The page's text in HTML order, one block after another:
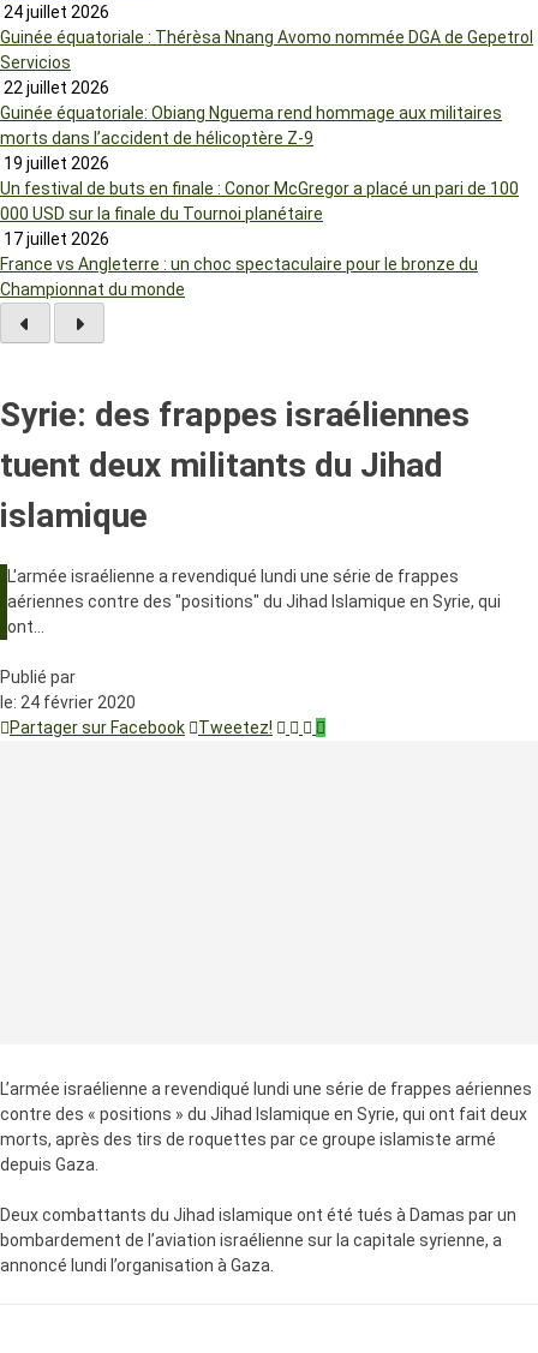
24 juillet 2026
Guinée équatoriale : Thérèsa Nnang Avomo nommée DGA de Gepetrol
Servicios
22 juillet 2026
Guinée équatoriale: Obiang Nguema rend hommage aux militaires
morts dans l’accident de hélicoptère Z-9
19 juillet 2026
Un festival de buts en finale : Conor McGregor a placé un pari de 100
000 USD sur la finale du Tournoi planétaire
17 juillet 2026
France vs Angleterre : un choc spectaculaire pour le bronze du
Championnat du monde
Syrie: des frappes israéliennes
tuent deux militants du Jihad
islamique
L'armée israélienne a revendiqué lundi une série de frappes
aériennes contre des "positions" du Jihad Islamique en Syrie, qui
ont…
Publié par
le: 24 février 2020
Partager sur Facebook
Tweetez!
L’armée israélienne a revendiqué lundi une série de frappes aériennes
contre des « positions » du Jihad Islamique en Syrie, qui ont fait deux
morts, après des tirs de roquettes par ce groupe islamiste armé
depuis Gaza.
Deux combattants du Jihad islamique ont été tués à Damas par un
bombardement de l’aviation israélienne sur la capitale syrienne, a
annoncé lundi l’organisation à Gaza.